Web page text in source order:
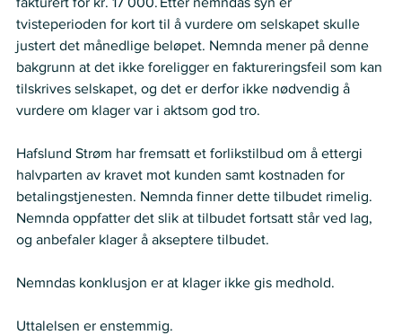
tvisteperioden for kort til å vurdere om selskapet skulle
justert det månedlige beløpet. Nemnda mener på denne
bakgrunn at det ikke foreligger en faktureringsfeil som kan
tilskrives selskapet, og det er derfor ikke nødvendig å
vurdere om klager var i aktsom god tro.
Hafslund Strøm har fremsatt et forlikstilbud om å ettergi
halvparten av kravet mot kunden samt kostnaden for
betalingstjenesten. Nemnda finner dette tilbudet rimelig.
Nemnda oppfatter det slik at tilbudet fortsatt står ved lag,
og anbefaler klager å akseptere tilbudet.
Nemndas konklusjon er at klager ikke gis medhold.
Uttalelsen er enstemmig.